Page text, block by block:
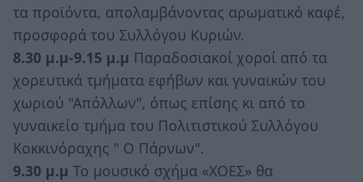
τα προϊόντα, απολαμβάνοντας αρωματικό καφέ,
προσφορά του Συλλόγου Κυριών.
8.30 μ.μ-9.15 μ.μ Παραδοσιακοί χοροί από τα
χορευτικά τμήματα εφήβων και γυναικών του
χωριού "Απόλλων", όπως επίσης κι από το
γυναικείο τμήμα του Πολιτιστικού Συλλόγου
Κοκκινόραχης " Ο Πάρνων".
9.30 μ.μ Το μουσικό σχήμα «ΧΟΕΣ» θα